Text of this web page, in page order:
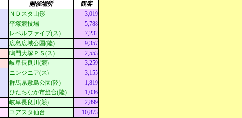
開催場所 観客
ＮＤスタ山形
3,019
平塚競技場
5,788
レベルファイブ(ス)
7,232
広島広域公園(陸)
9,357
鳴門大塚ＰＳ(ス)
2,553
岐阜長良川(競)
3,259
ニンジニア(ス) 3,155
群馬県敷島公園(陸)
1,819
ひたちなか市総合(陸)
1,036
岐阜長良川(競)
2,899
ユアスタ仙台
10,873